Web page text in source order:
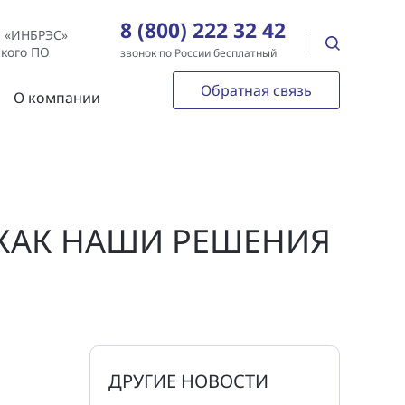
«ИНБРЭС»
ПО
8 (800) 222 32 42
звонок по России бесплатный
О компании Обратная связь
НАШИ РЕШЕНИЯ
ДРУГИЕ НОВОСТИ